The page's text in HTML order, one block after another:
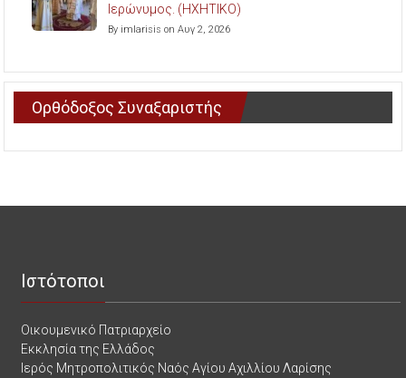
Ιερώνυμος. (ΗΧΗΤΙΚΟ)
By imlarisis on Αυγ 2, 2026
Ορθόδοξος Συναξαριστής
Ιστότοποι
Οικουμενικό Πατριαρχείο
Εκκλησία της Ελλάδος
Ιερός Μητροπολιτικός Ναός Αγίου Αχιλλίου Λαρίσης